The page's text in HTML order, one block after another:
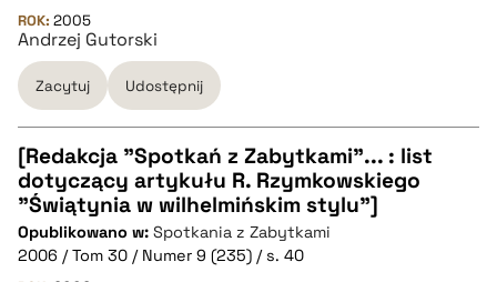
pobierz cytat
BIBTEX
pobierz cytat
ROK: 2005
Andrzej Gutorski
Zacytuj Udostępnij
CZYSTY TEKST
pobierz cytat
[Redakcja "Spotkań z Zabytkami"... : list
dotyczący artykułu R. Rzymkowskiego
"Świątynia w wilhelmińskim stylu"]
Opublikowano w: Spotkania z Zabytkami
2006 / Tom 30 / Numer 9 (235) / s. 40